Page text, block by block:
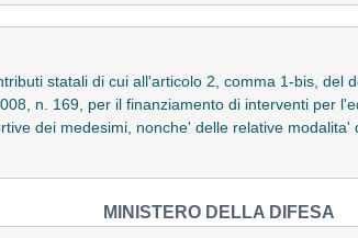
statali di cui all'articolo 2, comma 1-bis, del
n. 169, per il finanziamento di interventi per
dei medesimi, nonche' delle relative modalita'
MINISTERO DELLA DIFESA